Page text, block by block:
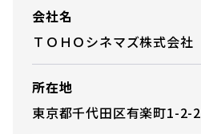
会社名
ＴＯＨＯシネマズ株式会社
所在地
東京都千代田区有楽町1-2-2